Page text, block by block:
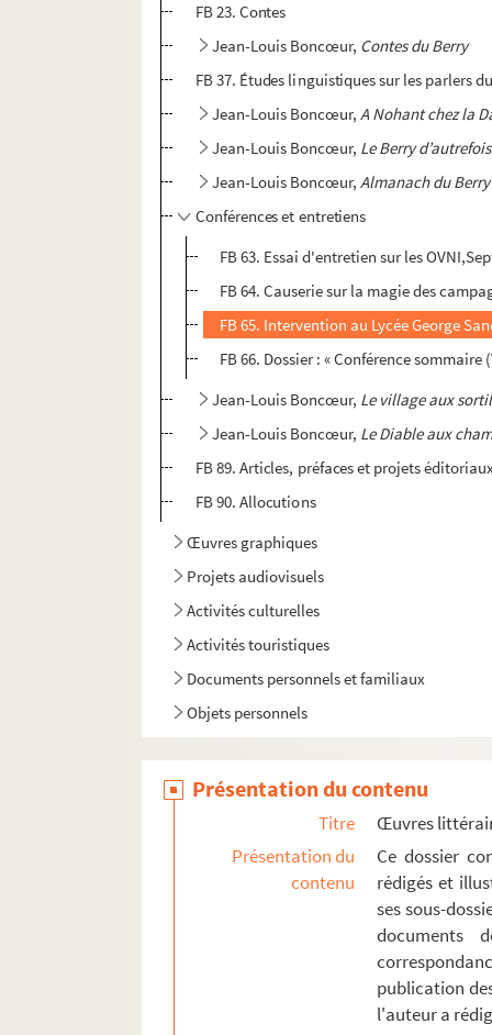
FB 23. Contes
Jean-Louis Boncœur, Contes du Berry
FB 37. Études linguistiques sur les parlers
Jean-Louis Boncœur,A Nohant chez la
Jean-Louis Boncœur, Le Berry d’autrefois
Jean-Louis Boncœur,Almanach du Berry
Conférences et entretiens
FB 63. Essai d'entretien sur les
FB 64. Causerie sur la magie des
FB 65. Intervention au Lycée George
FB 66. Dossier : « Conférence
Jean-Louis Boncœur, Le village aux
Jean-Louis Boncœur, Le Diable aux
FB 89. Articles, préfaces et projets
FB 90. Allocutions
Œuvres graphiques
Projets audiovisuels
Activités culturelles
Activités touristiques
Documents personnels et familiaux
Objets personnels
Présentation du contenu
Titre
Œuvres
Présentation du
contenu
Ce dossier
rédigés et
ses sous-
documents
publication
l'auteur a